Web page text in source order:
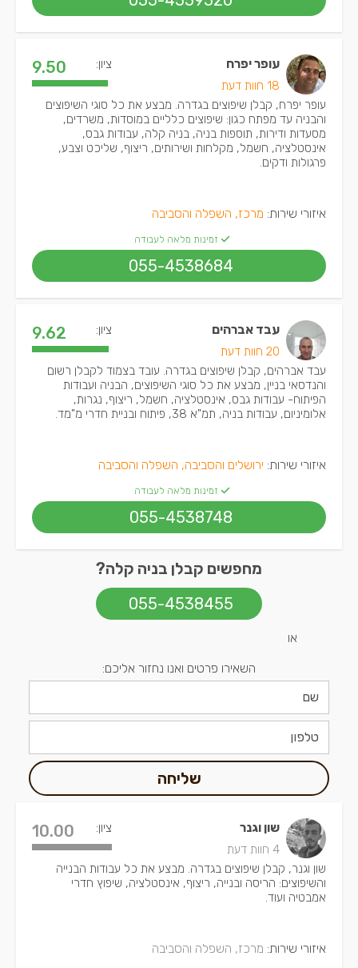
עופר יפרח
18 חוות דעת
ציון: 9.50
עופר יפרח, קבלן שיפוצים בגדרה. מבצע את כל סוגי השיפוצים
והבניה עד מפתח כגון: שיפוצים כלליים במוסדות, משרדים,
מסעדות ודירות, תוספות בניה, בניה קלה, עבודות גבס,
אינסטלציה, חשמל, מקלחות ושירותים, ריצוף, שליכט וצבע,
פרגולות ודקים.
איזורי שירות: מרכז, השפלה והסביבה
זמינות מלאה לעבודה
055-4538684
עבד אברהים
20 חוות דעת
ציון: 9.62
עבד אברהים, קבלן שיפוצים בגדרה. עובד בצמוד לקבלן רשום
והנדסאי בניין, מבצע את כל סוגי השיפוצים, הבניה ועבודות
הפיתוח- עבודות גבס, אינסטלציה, חשמל, ריצוף, נגרות,
אלומיניום, עבודות בניה, תמ"א 38, פיתוח ובניית חדרי מ"מד.
איזורי שירות: ירושלים והסביבה, השפלה והסביבה
זמינות מלאה לעבודה
055-4538748
מחפשים קבלן בניה קלה?
055-4538455
או
השאירו פרטים ואנו נחזור אליכם:
שליחה
שון וגנר
4 חוות דעת
ציון: 10.00
שון וגנר, קבלן שיפוצים בגדרה. מבצע את כל עבודות הבנייה
והשיפוצים: הריסה ובנייה, ריצוף, אינסטלציה, שיפוץ חדרי
אמבטיה ועוד.
איזורי שירות: מרכז, השפלה והסביבה